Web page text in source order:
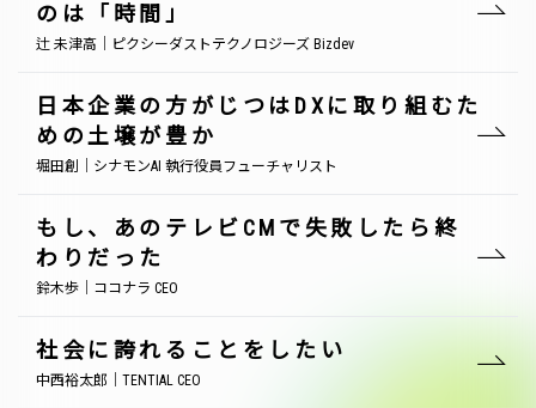
のは「時間」
辻 未津高｜ピクシーダストテクノロジーズ Bizdev
日本企業の方がじつはDXに取り組むた
めの土壌が豊か
堀田創｜シナモンAI 執行役員フューチャリスト
もし、あのテレビCMで失敗したら終
わりだった
鈴木歩｜ココナラ CEO
社会に誇れることをしたい
中西裕太郎｜TENTIAL CEO